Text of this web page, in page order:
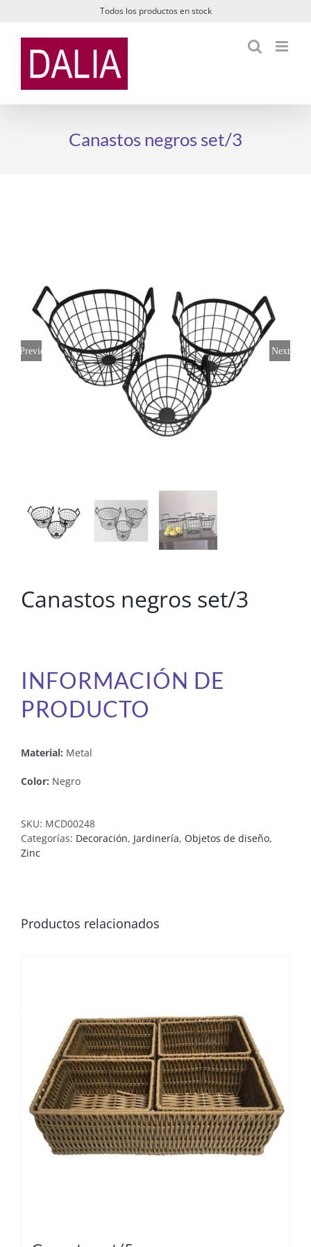
contenido
Todos los productos en stock
Canastos negros set/3
Previous Next
Canastos negros set/3
INFORMACIÓN DE
PRODUCTO
Material: Metal
Color: Negro
SKU: MCD00248
Categorías: Decoración, Jardinería, Objetos de diseño,
Zinc
Productos relacionados